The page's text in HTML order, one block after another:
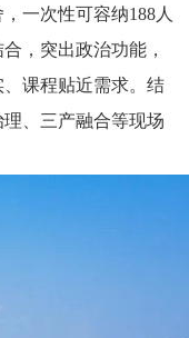
一次性可容纳188 人
，突出政治功能，
课程贴近需求。结
、三产融合等现场